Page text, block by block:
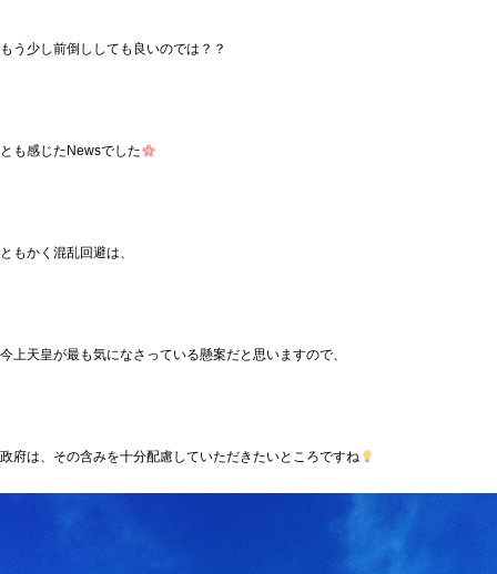
もう少し前倒ししても良いのでは？？
とも感じたNewsでした
ともかく混乱回避は、
今上天皇が最も気になさっている懸案だと思いますので、
政府は、その含みを十分配慮していただきたいところですね